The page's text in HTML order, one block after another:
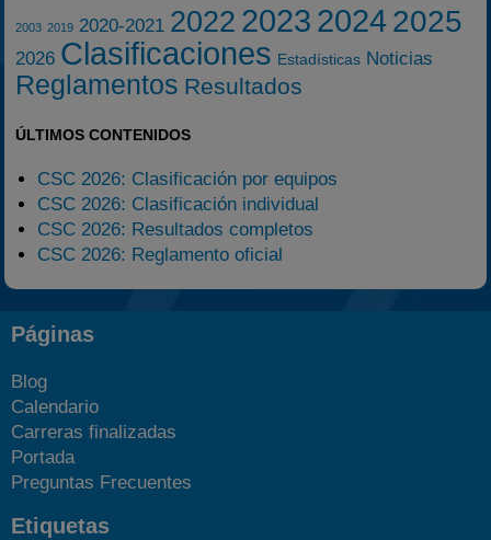
2003 2019 2020-2021 2022 2023 20242025
2026 Clasificaciones Estadísticas Noticias
Reglamentos Resultados
ÚLTIMOS CONTENIDOS
CSC 2026: Clasificación por equipos
CSC 2026: Clasificación individual
CSC 2026: Resultados completos
CSC 2026: Reglamento oficial
Páginas
Blog
Calendario
Carreras finalizadas
Portada
Preguntas Frecuentes
Etiquetas